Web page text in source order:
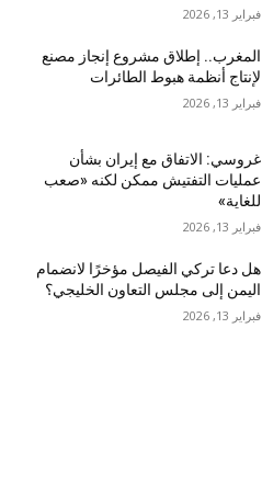
فبراير 13, 2026
المغرب.. إطلاق مشروع إنجاز مصنع
لإنتاج أنظمة هبوط الطائرات
فبراير 13, 2026
غروسي: الاتفاق مع إيران بشأن
عمليات التفتيش ممكن لكنه «صعب
للغاية»
فبراير 13, 2026
هل دعا تركي الفيصل مؤخرًا لانضمام
اليمن إلى مجلس التعاون الخليجي؟
فبراير 13, 2026